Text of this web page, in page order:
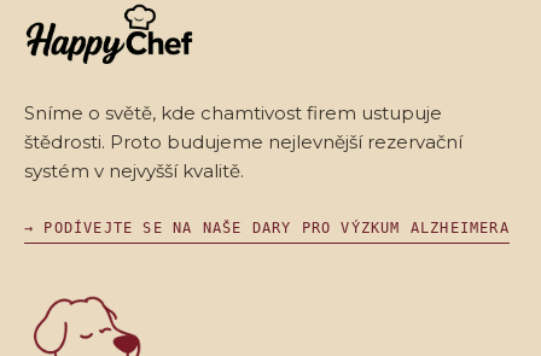
Sníme o světě, kde chamtivost firem ustupuje
štědrosti. Proto budujeme nejlevnější rezervační
systém v nejvyšší kvalitě.
→ PODÍVEJTE SE NA NAŠE DARY PRO VÝZKUM ALZHEIMERA